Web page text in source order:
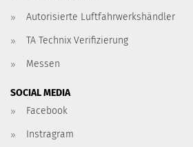
Autorisierte Luftfahrwerkshändler
TA Technix Verifizierung
Messen
SOCIAL MEDIA
Facebook
Instragram